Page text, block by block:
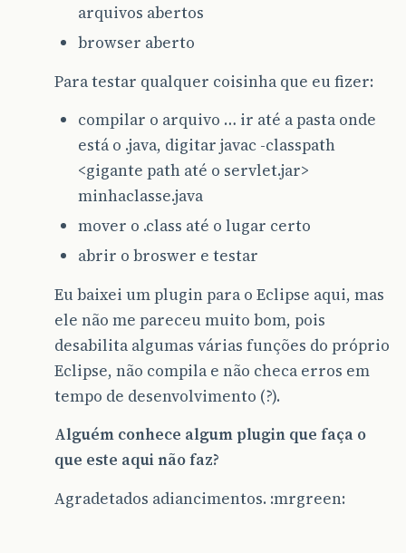
arquivos abertos
browser aberto
Para testar qualquer coisinha que eu fizer:
compilar o arquivo … ir até a pasta onde
está o .java, digitar javac -classpath
<gigante path até o servlet.jar>
minhaclasse.java
mover o .class até o lugar certo
abrir o broswer e testar
Eu baixei um plugin para o Eclipse aqui, mas
ele não me pareceu muito bom, pois
desabilita algumas várias funções do próprio
Eclipse, não compila e não checa erros em
tempo de desenvolvimento (?).
Alguém conhece algum plugin que faça o
que este aqui não faz?
Agradetados adiancimentos. :mrgreen: